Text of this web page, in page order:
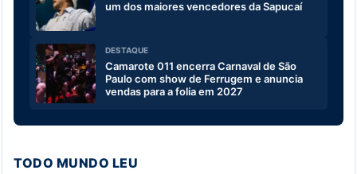
um dos maiores vencedores da Sapucaí
DESTAQUE
Camarote 011 encerra Carnaval de São
Paulo com show de Ferrugem e anuncia
vendas para a folia em 2027
TODO MUNDO LEU